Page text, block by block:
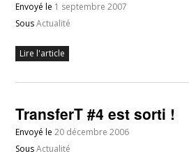
Envoyé le 1 septembre 2007
SousActualité
Lire l'article
TransferT #4 est sorti !
Envoyé le20 décembre 2006
SousActualité